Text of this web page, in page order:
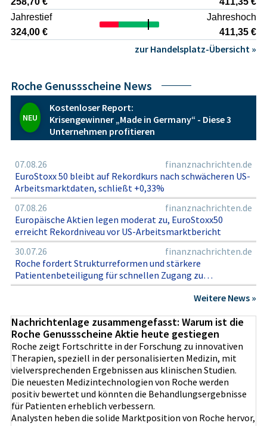
Ein konservativer Anleger sollte daher die regulatorische
und technologische Dynamik der globalen Pharma- und
Diagnostikbranche sowie die besondere Ausgestaltung der
Genussscheine in seine individuelle Risikobeurteilung
Jahrestief
324,00 €
Jahreshoch
411,35 €
zur Handelsplatz-Übersicht »
Roche Genussscheine News
NEU
Kostenloser Report:
Krisengewinner „Made in Germany“ - Diese 3
Unternehmen profitieren
07.08.26
finanznachrichten.de
EuroStoxx 50 bleibt auf Rekordkurs nach schwächeren US-
Arbeitsmarktdaten, schließt +0,33%
07.08.26
finanznachrichten.de
Europäische Aktien legen moderat zu, EuroStoxx50
erreicht Rekordniveau vor US-Arbeitsmarktbericht
30.07.26
finanznachrichten.de
Roche fordert Strukturreformen und stärkere
Patientenbeteiligung für schnellen Zugang zu
Innovationen
Weitere News »
Nachrichtenlage zusammengefasst: Warum ist die
Roche Genussscheine Aktie heute gestiegen
Roche zeigt Fortschritte in der Forschung zu innovativen
Therapien, speziell in der personalisierten Medizin, mit
vielversprechenden Ergebnissen aus klinischen Studien.
Die neuesten Medizintechnologien von Roche werden
positiv bewertet und könnten die Behandlungsergebnisse
für Patienten erheblich verbessern.
Analysten heben die solide Marktposition von Roche hervor,